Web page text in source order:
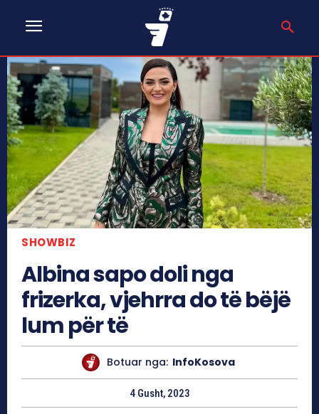
SHOWBIZ
Albina sapo doli nga
frizerka, vjehrra do të bëjë
lum për të
Botuar nga: InfoKosova
4 Gusht, 2023